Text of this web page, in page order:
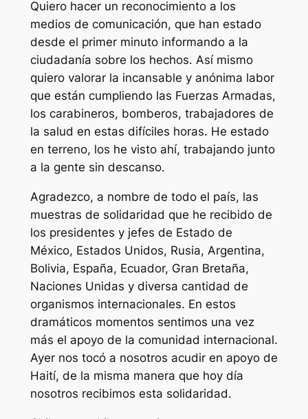
Quiero hacer un reconocimiento a los
medios de comunicación, que han estado
desde el primer minuto informando a la
ciudadanía sobre los hechos. Así mismo
quiero valorar la incansable y anónima labor
que están cumpliendo las Fuerzas Armadas,
los carabineros, bomberos, trabajadores de
la salud en estas difíciles horas. He estado
en terreno, los he visto ahí, trabajando junto
a la gente sin descanso.
Agradezco, a nombre de todo el país, las
muestras de solidaridad que he recibido de
los presidentes y jefes de Estado de
México, Estados Unidos, Rusia, Argentina,
Bolivia, España, Ecuador, Gran Bretaña,
Naciones Unidas y diversa cantidad de
organismos internacionales. En estos
dramáticos momentos sentimos una vez
más el apoyo de la comunidad internacional.
Ayer nos tocó a nosotros acudir en apoyo de
Haití, de la misma manera que hoy día
nosotros recibimos esta solidaridad.